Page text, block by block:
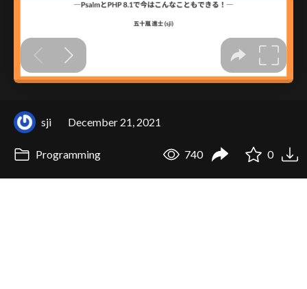
sji December 21, 2021
Programming 740 0